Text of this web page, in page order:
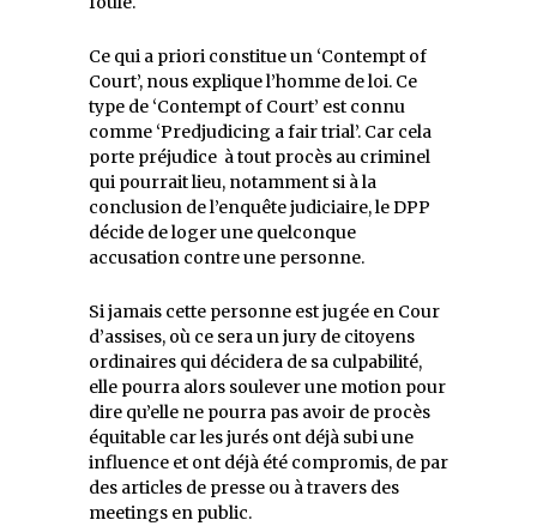
Ce qui a priori constitue un ‘Contempt of
Court’, nous explique l’homme de loi. Ce
type de ‘Contempt of Court’ est connu
comme ‘Predjudicing a fair trial’. Car cela
porte préjudice à tout procès au criminel
qui pourrait lieu, notamment si à la
conclusion de l’enquête judiciaire, le DPP
décide de loger une quelconque
accusation contre une personne.
Si jamais cette personne est jugée en Cour
d’assises, où ce sera un jury de citoyens
ordinaires qui décidera de sa culpabilité,
elle pourra alors soulever une motion pour
dire qu’elle ne pourra pas avoir de procès
équitable car les jurés ont déjà subi une
influence et ont déjà été compromis, de par
des articles de presse ou à travers des
meetings en public.